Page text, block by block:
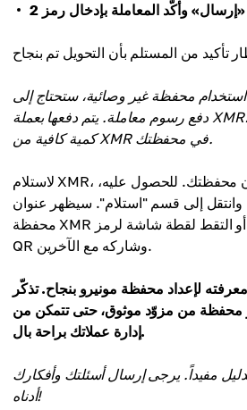
محفظة غير وصائية، ستحتاج إلى
دفع رسوم معاملة. يتم دفعها بعملة XMR، لذلك تأكد من وجود
كمية كافية من XMR في محفظتك.
لاستلام XMR، تحتاج فقط إلى عنوان محفظتك. للحصول عليه،
وانتقل إلى قسم "استلام". سيظهر عنوان
محفظة XMR الخاص بك هناك. انسخه أو التقط لقطة شاشة لرمز
QR وشاركه مع الآخرين.
لإعداد محفظة مونيرو بنجاح. تذكّر
محفظة من مزوّد موثوق، حتى تتمكن من
إدارة عملاتك براحة بال.
مفيداً. يرجى إرسال أسئلتك وأفكارك
أدناه!